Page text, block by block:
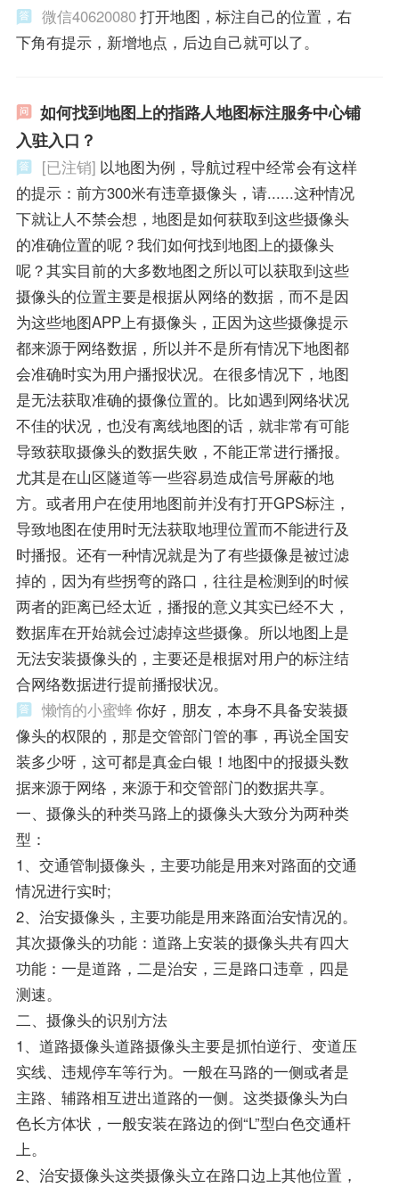
微信40620080打开地图，标注自己的位置，右
下角有提示，新增地点，后边自己就可以了。
如何找到地图上的指路人地图标注服务中心铺
入驻入口？
[已注销] 以地图为例，导航过程中经常会有这样
的提示：前方300米有违章摄像头，请......这种情况
下就让人不禁会想，地图是如何获取到这些摄像头
的准确位置的呢？我们如何找到地图上的摄像头
呢？其实目前的大多数地图之所以可以获取到这些
摄像头的位置主要是根据从网络的数据，而不是因
为这些地图APP上有摄像头，正因为这些摄像提示
都来源于网络数据，所以并不是所有情况下地图都
会准确时实为用户播报状况。在很多情况下，地图
是无法获取准确的摄像位置的。比如遇到网络状况
不佳的状况，也没有离线地图的话，就非常有可能
导致获取摄像头的数据失败，不能正常进行播报。
尤其是在山区隧道等一些容易造成信号屏蔽的地
方。或者用户在使用地图前并没有打开GPS标注，
导致地图在使用时无法获取地理位置而不能进行及
时播报。还有一种情况就是为了有些摄像是被过滤
掉的，因为有些拐弯的路口，往往是检测到的时候
两者的距离已经太近，播报的意义其实已经不大，
数据库在开始就会过滤掉这些摄像。所以地图上是
无法安装摄像头的，主要还是根据对用户的标注结
合网络数据进行提前播报状况。
懒惰的小蜜蜂 你好，朋友，本身不具备安装摄
像头的权限的，那是交管部门管的事，再说全国安
装多少呀，这可都是真金白银！地图中的报摄头数
据来源于网络，来源于和交管部门的数据共享。
一、摄像头的种类马路上的摄像头大致分为两种类
型：
1、交通管制摄像头，主要功能是用来对路面的交通
情况进行实时;
2、治安摄像头，主要功能是用来路面治安情况的。
其次摄像头的功能：道路上安装的摄像头共有四大
功能：一是道路，二是治安，三是路口违章，四是
测速。
二、摄像头的识别方法
1、道路摄像头道路摄像头主要是抓怕逆行、变道压
实线、违规停车等行为。一般在马路的一侧或者是
主路、辅路相互进出道路的一侧。这类摄像头为白
色长方体状，一般安装在路边的倒“L”型白色交通杆
上。
2、治安摄像头这类摄像头立在路口边上其他位置，